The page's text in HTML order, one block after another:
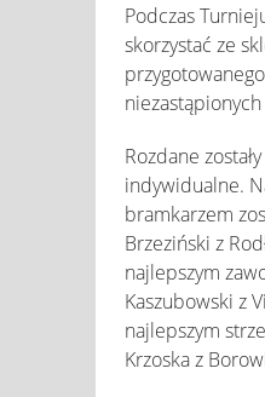
Podczas
skorzystać ze
Rozdane
indywidualne.
bramkarzem
Brzeziński z
najlepszym
Kaszubowski z
najlepszym
Krzoska z